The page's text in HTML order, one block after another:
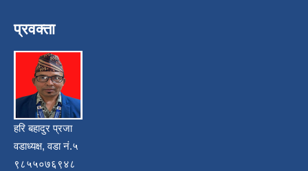
प्रवक्ता
हरि बहादुर प्रजा
वडाध्यक्ष, वडा नं.५
९८५५०७६९४८